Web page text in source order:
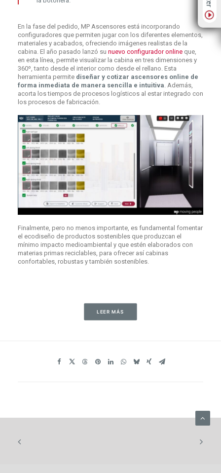
En la fase del pedido, MP Ascensores está incorporando
configuradores que permiten jugar con los diferentes elementos,
materiales y acabados, ofreciendo imágenes realistas de la
cabina. El año pasado lanzó su nuevo configurador online que,
en esta línea, permite visualizar la cabina en tres dimensiones y
360º, tanto desde el interior como desde el rellano. Esta
herramienta permite diseñar y cotizar ascensores online de
forma inmediata de manera sencilla e intuitiva. Además,
acorta los tiempos de procesos logísticos al estar integrado con
los procesos de fabricación.
Finalmente, pero no menos importante, es fundamental fomentar
el ecodiseño de productos sostenibles que produzcan el
mínimo impacto medioambiental y que estén elaborados con
materias primas reciclables, para ofrecer así cabinas
confortables, robustas y también sostenibles.
LEER MÁS